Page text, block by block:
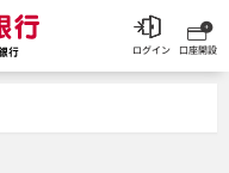
ドコモの銀行 ドコモ
口座開設
ログイン